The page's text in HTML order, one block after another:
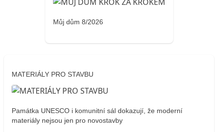
Můj dům 8/2026
MATERIÁLY PRO STAVBU
Památka UNESCO i komunitní sál dokazují, že moderní
materiály nejsou jen pro novostavby